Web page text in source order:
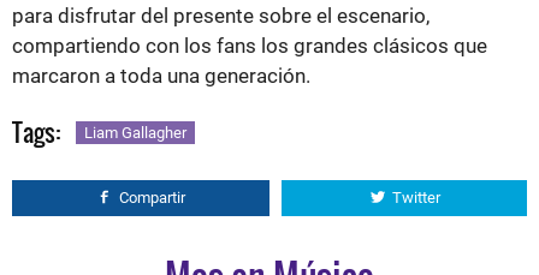
para disfrutar del presente sobre el escenario,
compartiendo con los fans los grandes clásicos que
marcaron a toda una generación.
Tags: Liam Gallagher
Compartir Twitter